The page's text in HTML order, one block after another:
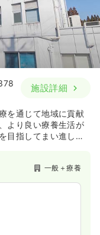
一般病院
一時募集休止
施設詳細
を通じて地域に貢献
より良い療養生活が
目指してまい進して
一般＋療養